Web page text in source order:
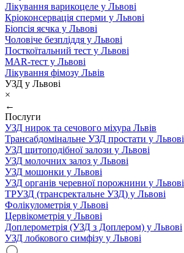
Лікування варикоцеле у Львові
Кріоконсервація сперми у Львові
Біопсія яєчка у Львові
Чоловіче безпліддя у Львові
Посткоїтальний тест у Львові
MAR-тест у Львові
Лікування фімозу Львів
УЗД у Львові
×
←
Послуги
УЗД нирок та сечового міхура Львів
Трансабдомінальне УЗД простати у Львові
УЗД щитоподібної залози у Львові
УЗД молочних залоз у Львові
УЗД мошонки у Львові
УЗД органів черевної порожнини у Львові
ТРУЗД (трансректальне УЗД) у Львові
Фолікулометрія у Львові
Цервікометрія у Львові
Доплерометрія (УЗД з Доплером) у Львові
УЗД лобкового симфізу у Львові